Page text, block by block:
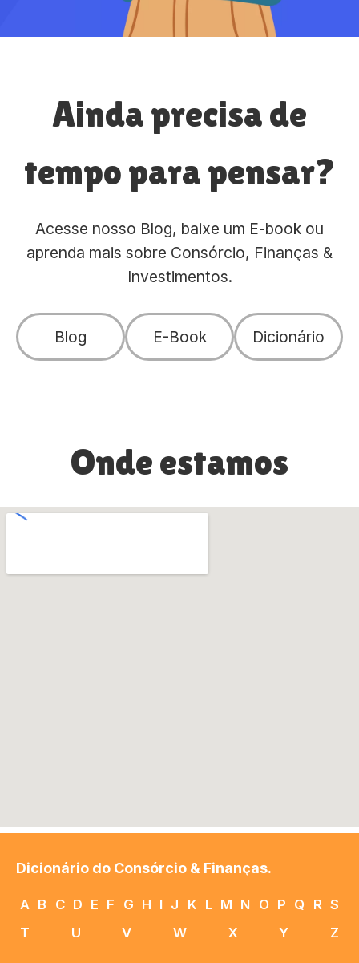
Ainda precisa de
tempo para pensar?
Acesse nosso Blog, baixe um E-book ou
aprenda mais sobre Consórcio, Finanças &
Investimentos.
Blog E-Book Dicionário
Onde estamos
Dicionário do Consórcio & Finanças.
A B C D E F G H I J K L M N O P Q R S
T
U V W X Y Z